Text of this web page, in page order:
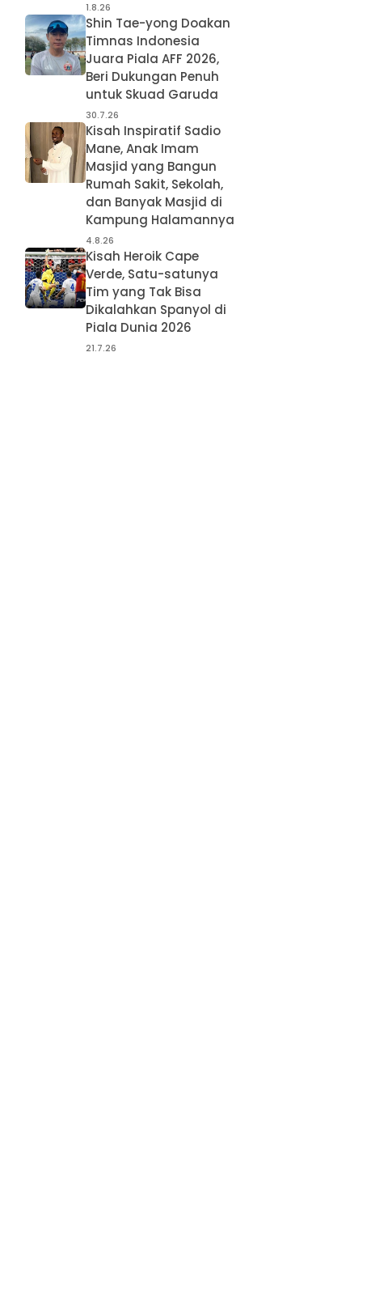
1.8.26
Shin Tae-yong Doakan
Timnas Indonesia
Juara Piala AFF 2026,
Beri Dukungan Penuh
untuk Skuad Garuda
30.7.26
Kisah Inspiratif Sadio
Mane, Anak Imam
Masjid yang Bangun
Rumah Sakit, Sekolah,
dan Banyak Masjid di
Kampung Halamannya
4.8.26
Kisah Heroik Cape
Verde, Satu-satunya
Tim yang Tak Bisa
Dikalahkan Spanyol di
Piala Dunia 2026
21.7.26